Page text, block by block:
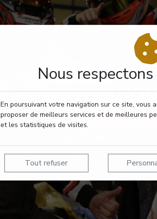
Nous
En poursuivant votre navigation sur ce site, vous
proposer de meilleurs services et de meilleures
et les statistiques de visites.
Tout refuser
RÉSERVEZ